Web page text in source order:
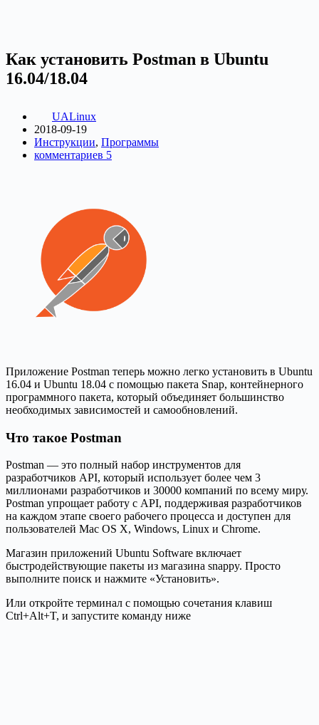
Как установить Postman в Ubuntu
16.04/18.04
UALinux
2018-09-19
Инструкции, Программы
комментариев 5
Приложение Postman теперь можно легко установить в Ubuntu
16.04 и Ubuntu 18.04 с помощью пакета Snap, контейнерного
программного пакета, который объединяет большинство
необходимых зависимостей и самообновлений.
Что такое Postman
Postman — это полный набор инструментов для
разработчиков API, который использует более чем 3
миллионами разработчиков и 30000 компаний по всему миру.
Postman упрощает работу с API, поддерживая разработчиков
на каждом этапе своего рабочего процесса и доступен для
пользователей Mac OS X, Windows, Linux и Chrome.
Магазин приложений Ubuntu Software включает
быстродействующие пакеты из магазина snappy. Просто
выполните поиск и нажмите «Установить».
Или откройте терминал с помощью сочетания клавиш
Ctrl+Alt+T, и запустите команду ниже